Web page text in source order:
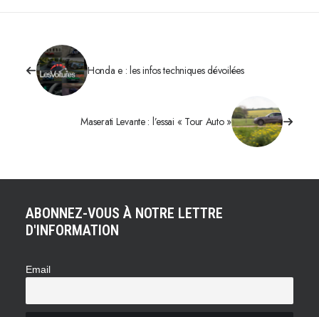
Honda e : les infos techniques dévoilées
Maserati Levante : l’essai « Tour Auto »
ABONNEZ-VOUS À NOTRE LETTRE
D'INFORMATION
Email